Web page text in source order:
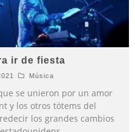
ir de fiesta
Música
se unieron por un amor
y los otros tótems del
los grandes cambios